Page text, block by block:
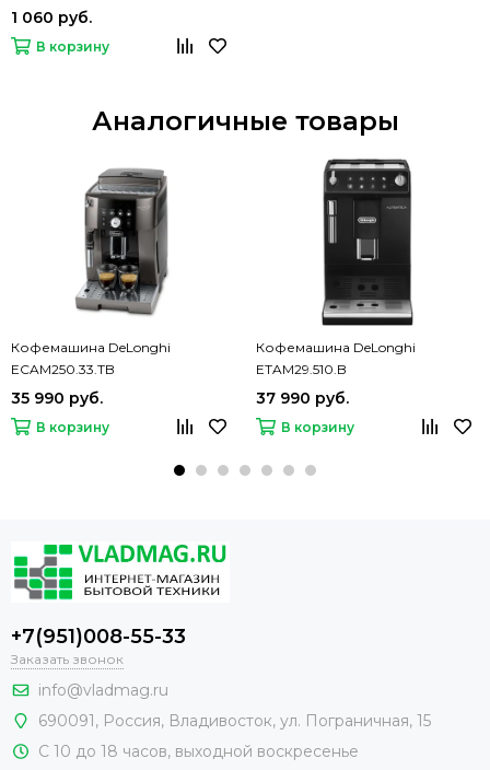
Ecodecalk 500мл
1 060 руб.
В корзину
Аналогичные товары
Кофемашина DeLonghi
ECAM250.33.TB
35 990 руб.
В корзину
Кофемашина DeLonghi
ETAM29.510.B
37 990 руб.
В корзину
+7(951)008-55-33
Заказать звонок
info@vladmag.ru
690091, Россия, Владивосток, ул. Пограничная, 15
С 10 до 18 часов, выходной воскресенье